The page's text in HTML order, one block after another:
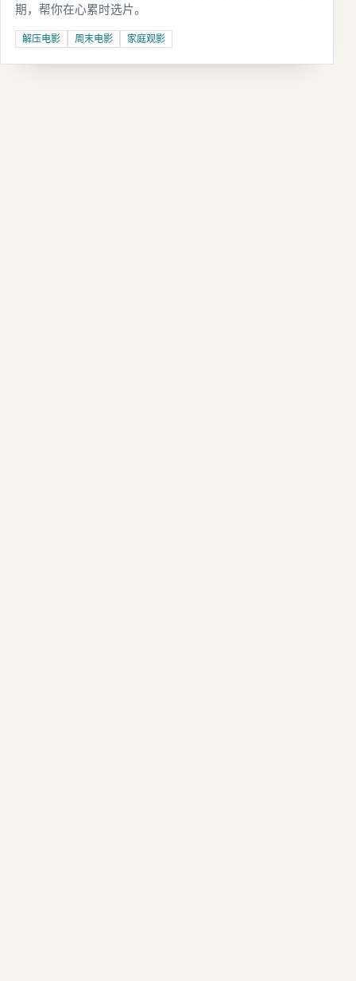
期，帮你在心累时选片。
解压电影 周末电影 家庭观影